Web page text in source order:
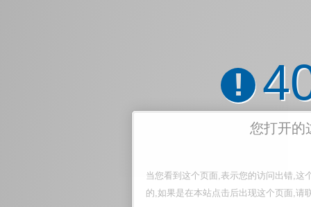
!
您打开的
当您看到这个页面,表示您的访问出错,这
的,如果是在本站点击后出现这个页面,请